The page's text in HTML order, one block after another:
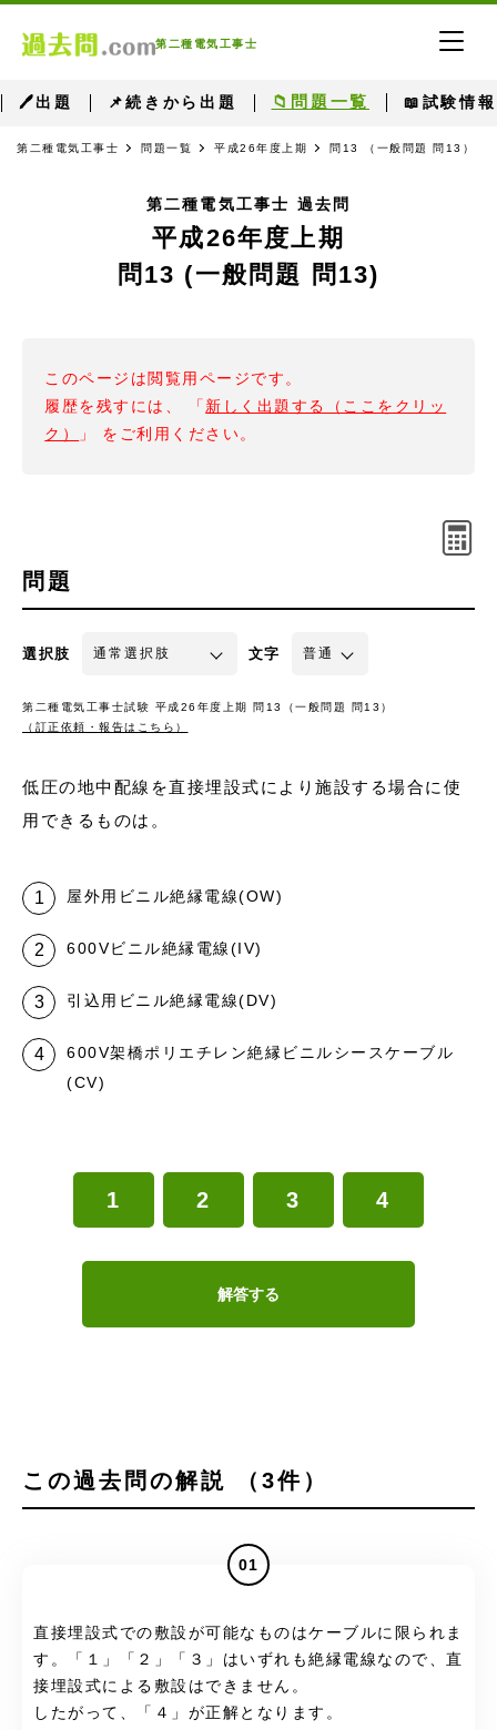
第二種電気工事士
🖊出題 📌続きから出題 📁問題一覧 📖試験情報
第二種電気工事士 問題一覧 平成26年度上期 問13 （一般問題 問13）
第二種電気工事士 過去問
平成26年度上期
問13 (一般問題 問13)
このページは閲覧用ページです。
履歴を残すには、 「 新しく出題する（ここをクリッ
ク）
」 をご利用ください。
問題
選択肢 文字
第二種電気工事士試験 平成26年度上期 問13（一般問題 問13）
（訂正依頼・報告はこちら）
低圧の地中配線を直接埋設式により施設する場合に使
用できるものは。
屋外用ビニル絶縁電線(OW)
600Vビニル絶縁電線(IV)
引込用ビニル絶縁電線(DV)
600V架橋ポリエチレン絶縁ビニルシースケーブル
(CV)
1 2 3 4
解答する
この過去問の解説 （3件）
01
直接埋設式での敷設が可能なものはケーブルに限られま
す。「１」「２」「３」はいずれも絶縁電線なので、直
接埋設式による敷設はできません。
したがって、「４」が正解となります。